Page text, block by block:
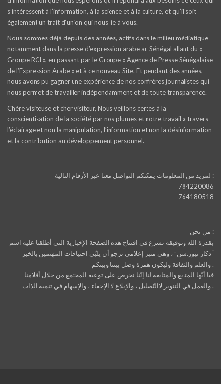
s’intéressent à l’information, à la science et à la culture, et qu’il soit
également un trait d‘union qui nous lie à vous.
Nous sommes déjà depuis des années, actifs dans le milieu médiatique
notamment dans la presse d’expression arabe au Sénégal allant du «
Groupe RCI », en passant par le Groupe « Agence de Presse Sénégalaise
de l’Expression Arabe » et à ce nouveau Site. Et pendant des années,
nous avons pu gagner une expérience de nos confrères journalistes qui
nous permet de travailler indépendamment et de toute transparence.
Chère visiteuse et cher visiteur, Nous veillons certes à la
conscientisation de la société par nos plumes et notre travail à travers
l’éclairage et non la manipulation, l’information et non la désinformation
et la contribution au développement personnel.
لمزيد من المعلومات يمكنكم التواصل معنا عبر الأرقام التالية :
784220086
764180518
من نحن :
بقدرة الله وتوفيقه نشرع في افتتاح هذه الصفحة الإخبارية التي أطلقنا عليه اسم
“دكار نيوز.سن” ، وهي منبر إعلامي نرجو أن يلبّي احتياجات المهتمين بالخبر
والعلم والثقافة وليكون همزة وصل بيننا وبينكم .
فيا أيّها المتابع والمتابعة لنا إنّنا نحرص على توعية المجتمع من خلال أقلامنا
والعمل في التنوير لاالتّضليل ، والإبلاغ لا الإخفاء ، والإسهام في تنمية الذات .